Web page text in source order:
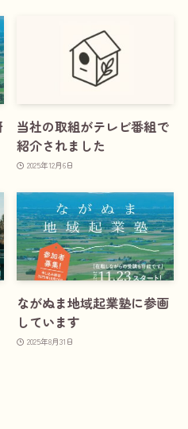
当社の取組がテレビ番組で
紹介されました
2025年12月6日
ながぬま地域起業塾に参画
しています
2025年8月31日